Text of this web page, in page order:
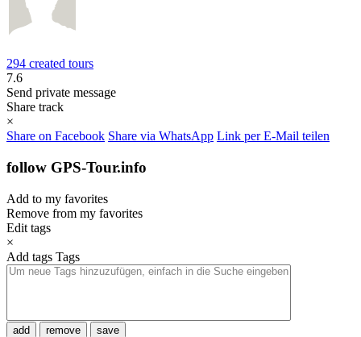
294 created tours
7.6
Send private message
Share track
×
Share on Facebook Share via WhatsApp Link per E-Mail teilen
follow GPS-Tour.info
Add to my favorites
Remove from my favorites
Edit tags
×
Add tags Tags
add remove save